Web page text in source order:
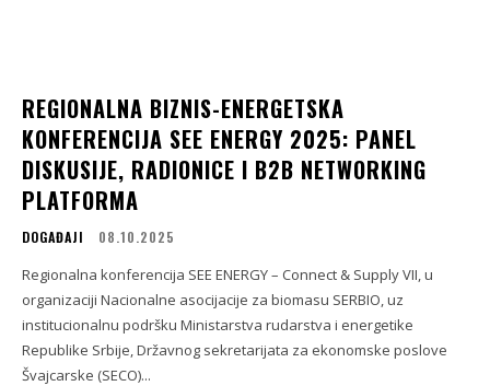
REGIONALNA BIZNIS-ENERGETSKA
KONFERENCIJA SEE ENERGY 2025: PANEL
DISKUSIJE, RADIONICE I B2B NETWORKING
PLATFORMA
DOGAĐAJI 08.10.2025
Regionalna konferencija SEE ENERGY – Connect & Supply VII, u
organizaciji Nacionalne asocijacije za biomasu SERBIO, uz
institucionalnu podršku Ministarstva rudarstva i energetike
Republike Srbije, Državnog sekretarijata za ekonomske poslove
Švajcarske (SECO)...